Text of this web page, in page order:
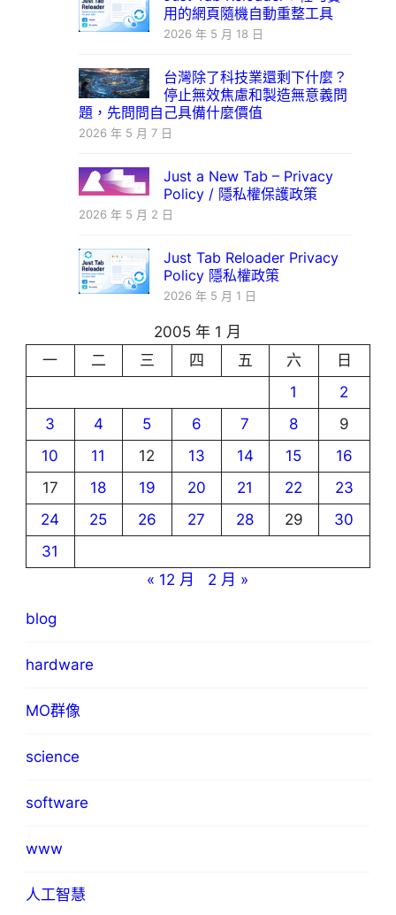
用的網頁隨機自動重整工具
2026 年 5 月 18 日
台灣除了科技業還剩下什麼？
停止無效焦慮和製造無意義問
題，先問問自己具備什麼價值
2026 年 5 月 7 日
Just a New Tab – Privacy
Policy / 隱私權保護政策
2026 年 5 月 2 日
Just Tab Reloader Privacy
Policy 隱私權政策
2026 年 5 月 1 日
2005 年 1 月
一
二 三 四 五 六
日
1
2
3
4 5 6 7 8
9
10
11 12 13 14 15
16
17
18 19 20 21 22
23
24
25 26 27 28 29
30
31
« 12 月
2 月 »
blog
hardware
MO群像
science
software
www
人工智慧